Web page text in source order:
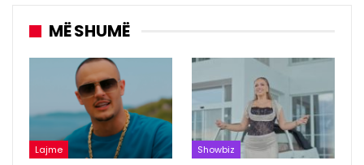
MË SHUMË
Lajme Showbiz